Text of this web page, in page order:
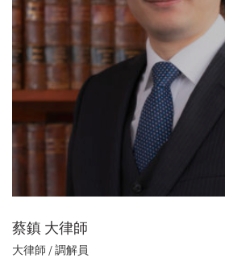
蔡鎮 大律師
大律師 / 調解員